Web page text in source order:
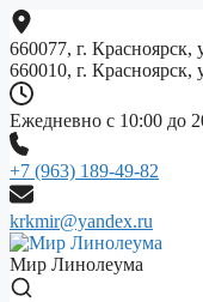
Перейти
к
содержимому
660077, г. Красноярск,
660010, г.
Ежедневно с 10:00 до
+7 (963) 189-49-82
krkmir@yandex.ru
Мир Линолеума